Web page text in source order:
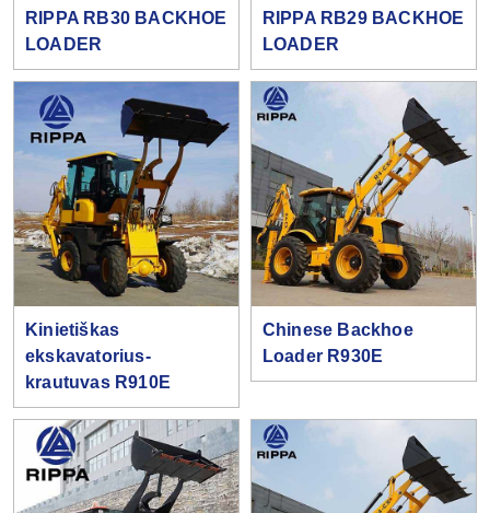
RIPPA RB30 BACKHOE
LOADER
RIPPA RB29 BACKHOE
LOADER
Kinietiškas
ekskavatorius-
krautuvas R910E
Chinese Backhoe
Loader R930E